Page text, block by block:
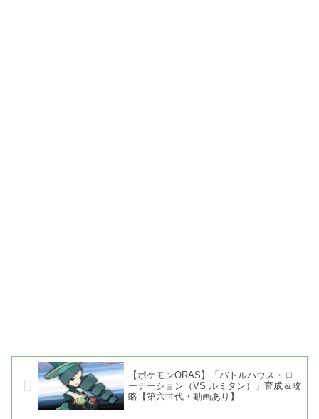
【ポケモンORAS】「バトルハウス・ロ
ーテーション（VS ルミタン）」育成＆攻
略【第六世代・動画あり】